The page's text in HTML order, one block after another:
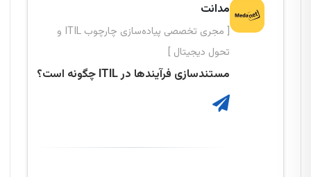
مدانت
[ مجری تخصصی پیاده‌سازی چارچوب ITIL و
تحول دیجیتال ]
مستندسازی فرآیندها در ITIL چگونه است؟